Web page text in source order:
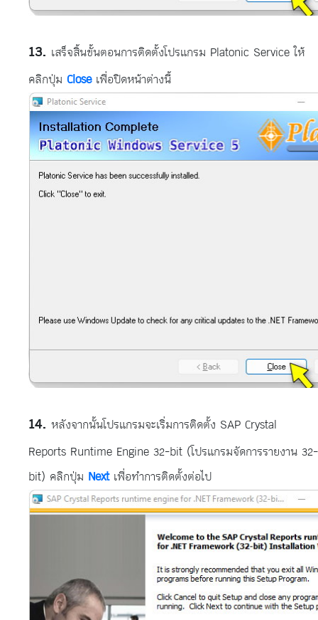
เสร็จสิ้นขั้นตอนการติดตั้งโปรแกรม Platonic Service ให้
คลิกปุ่ม Closeเพื่อปิดหน้าต่างนี้
หลังจากนั้นโปรแกรมจะเริ่มการติดตั้ง SAP Crystal
Reports Runtime Engine 32-bit (โปรแกรมจัดการรายงาน 32-
bit) คลิกปุ่ม Nextเพื่อทำการติดตั้งต่อไป